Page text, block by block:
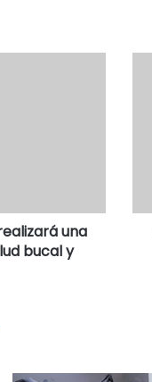
una
bucal y